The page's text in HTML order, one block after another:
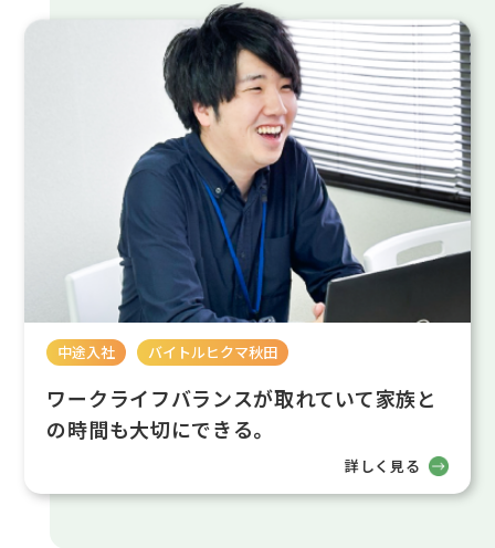
中途入社 バイトルヒクマ秋田
ワークライフバランスが取れていて家族と
の時間も大切にできる。
詳しく見る